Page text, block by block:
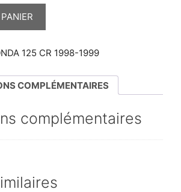
125 CR 1998-1999
COMPLÉMENTAIRES
complémentaires